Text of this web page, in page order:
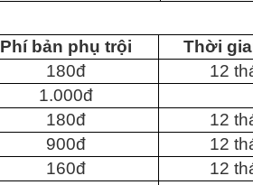
Phí bản phụ trội Thời
180đ
12
1.000đ
180đ
12
900đ
12
160đ
12